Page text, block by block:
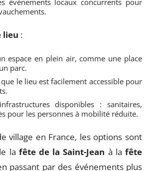
lieu :
espace en plein air, comme une place
parc.
le lieu est facilement accessible pour
disponibles : sanitaires,
pour les personnes à mobilité réduite.
village en France, les options sont
la fête de la Saint-Jean à lafête
passant par des événements plus